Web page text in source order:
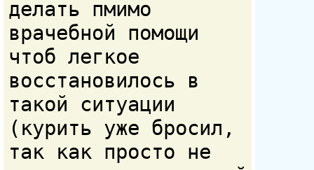
делать пмимо
врачебной помощи
чтоб легкое
восстановилось в
такой ситуации
(курить уже бросил,
так как просто не